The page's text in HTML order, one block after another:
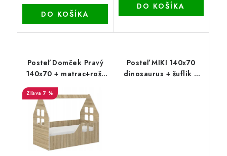
DO KOŠÍKA
DO KOŠÍKA
Posteľ Domček Pravý
140x70 + matrac+rošt
7 %
Posteľ MIKI 140x70
dinosaurus + šuflík +